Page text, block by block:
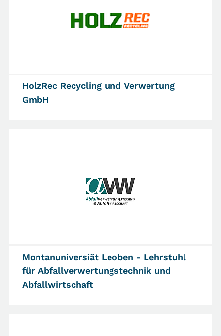
HolzRec Recycling und Verwertung
GmbH
Montanuniversiät Leoben - Lehrstuhl
für Abfallverwertungstechnik und
Abfallwirtschaft